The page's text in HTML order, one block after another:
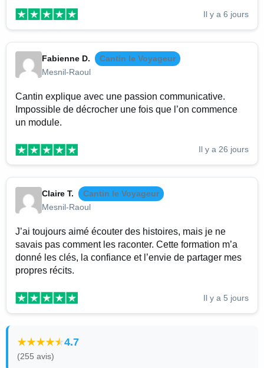
Il y a 6 jours
Fabienne D.
Cantin le Voyageur
Mesnil-Raoul
Cantin explique avec une passion communicative.
Impossible de décrocher une fois que l’on commence
un module.
Il y a 26 jours
Claire T.
Cantin le Voyageur
Mesnil-Raoul
J’ai toujours aimé écouter des histoires, mais je ne
savais pas comment les raconter. Cette formation m’a
donné les clés, la confiance et l’envie de partager mes
propres récits.
Il y a 5 jours
4.7
(255 avis)